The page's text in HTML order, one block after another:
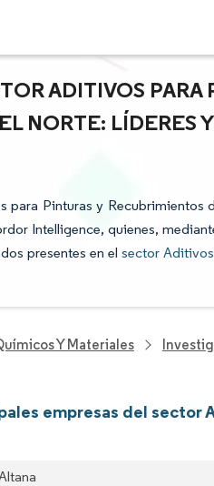
ADITIVOS PARA
NORTE: LÍDERES
Pinturas y Recubrimientos
Intelligence, quienes,
presentes en elsector
Y Materiales
empresas del sector